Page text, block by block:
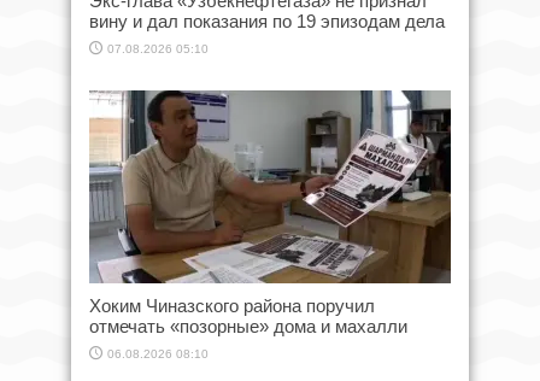
вину и дал показания по 19 эпизодам дела
07.08.2026 05:10
Хоким Чиназского района поручил
отмечать «позорные» дома и махалли
06.08.2026 08:10